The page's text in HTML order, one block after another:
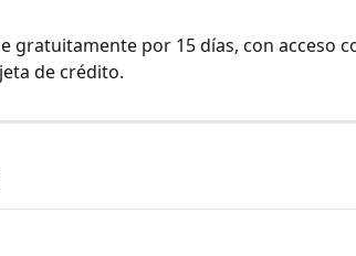
gratuitamente por 15 días, con acceso
de crédito.